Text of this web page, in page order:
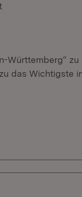
Württemberg“ zu
das Wichtigste